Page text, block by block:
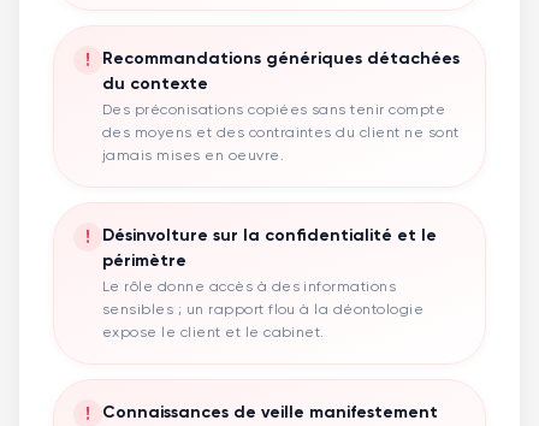
!
Recommandations génériques détachées
du contexte
Des préconisations copiées sans tenir compte
des moyens et des contraintes du client ne sont
jamais mises en oeuvre.
!
Désinvolture sur la confidentialité et le
périmètre
Le rôle donne accès à des informations
sensibles ; un rapport flou à la déontologie
expose le client et le cabinet.
!
Connaissances de veille manifestement